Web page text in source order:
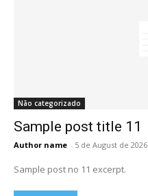
Não categorizado
Sample post title 11
Author name - 5 de August de 2026
Sample post no 11 excerpt.